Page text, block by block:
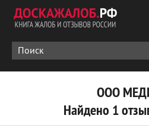
ООО
Найдено 1